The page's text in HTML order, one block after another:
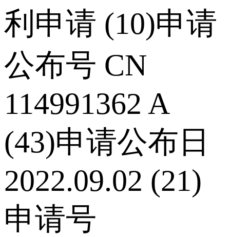
利申请 (10)申请
公布号 CN
114991362 A
(43)申请公布日
2022.09.02 (21)
申请号